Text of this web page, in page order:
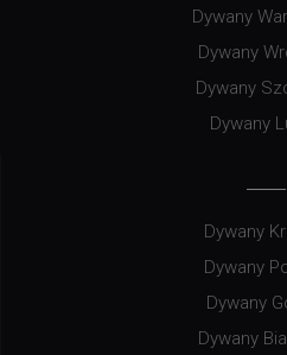
Dywany
Dywany
Dywany
Dywany
Dywany
Dywany
Dywany
Dywany